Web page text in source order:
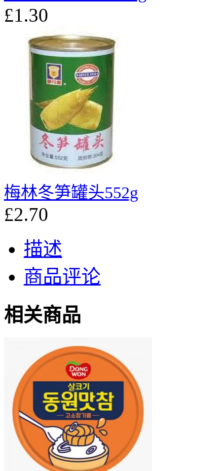
£1.30
梅林冬笋罐头552g
£2.70
描述
商品评论
相关商品